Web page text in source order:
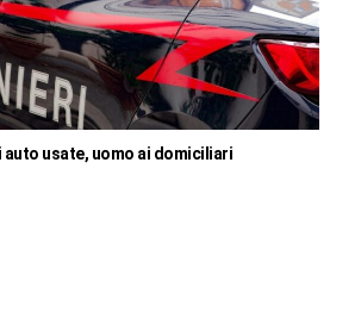
auto usate, uomo ai domiciliari